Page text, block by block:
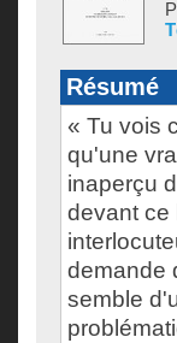
Résumé
« Tu vois
qu'une
inaperçu
devant ce
demande
semble